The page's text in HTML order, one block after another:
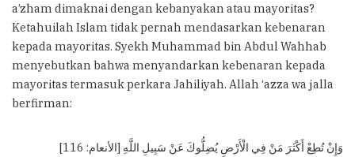
a’zham dimaknai dengan kebanyakan atau mayoritas?
Ketahuilah Islam tidak pernah mendasarkan kebenaran
kepada mayoritas. Syekh Muhammad bin Abdul Wahhab
menyebutkan bahwa menyandarkan kebenaran kepada
mayoritas termasuk perkara Jahiliyah. Allah ‘azza wa jalla
berfirman:
وَإِنْ تُطِعْ أَكْثَرَ مَنْ فِي الْأَرْضِ يُضِلُّوكَ عَنْ سَبِيلِ اللَّهِ [الأنعام: 116]